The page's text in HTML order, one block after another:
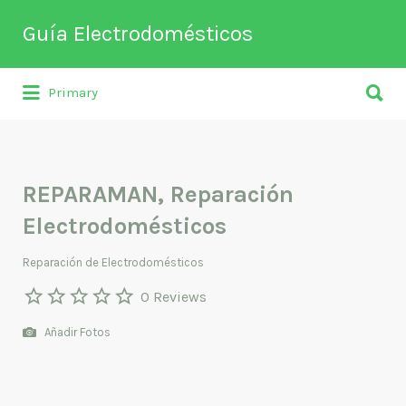
Guía Electrodomésticos
Directorio de empresas relacionadas
Buscar
por:
Primary
por:
REPARAMAN, Reparación
Electrodomésticos
Reparación de Electrodomésticos
0 Reviews
Añadir Fotos